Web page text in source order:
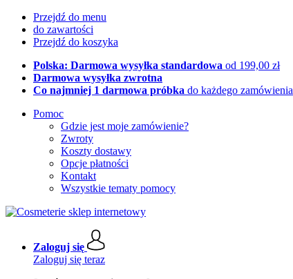
Przejdź do menu
do zawartości
Przejdź do koszyka
Polska: Darmowa wysyłka standardowa od 199,00 zł
Darmowa wysyłka zwrotna
Co najmniej 1 darmowa próbka do każdego zamówienia
Pomoc
Gdzie jest moje zamówienie?
Zwroty
Koszty dostawy
Opcje płatności
Kontakt
Wszystkie tematy pomocy
Zaloguj się
Zaloguj się teraz